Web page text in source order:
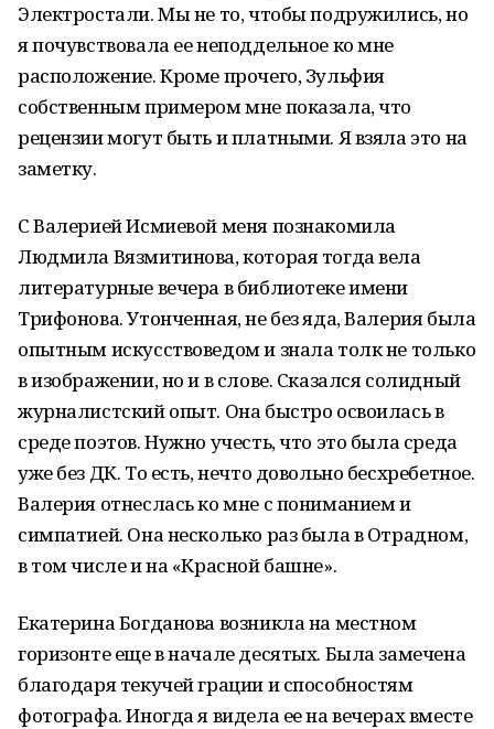
Электростали. Мы не то, чтобы подружились, но
я почувствовала ее неподдельное ко мне
расположение. Кроме прочего, Зульфия
собственным примером мне показала, что
рецензии могут быть и платными. Я взяла это на
заметку.
С Валерией Исмиевой меня познакомила
Людмила Вязмитинова, которая тогда вела
литературные вечера в библиотеке имени
Трифонова. Утонченная, не без яда, Валерия была
опытным искусствоведом и знала толк не только
в изображении, но и в слове. Сказался солидный
журналистский опыт. Она быстро освоилась в
среде поэтов. Нужно учесть, что это была среда
уже без ДК. То есть, нечто довольно бесхребетное.
Валерия отнеслась ко мне с пониманием и
симпатией. Она несколько раз была в Отрадном,
в том числе и на «Красной башне».
Екатерина Богданова возникла на местном
горизонте еще в начале десятых. Была замечена
благодаря текучей грации и способностям
фотографа. Иногда я видела ее на вечерах вместе